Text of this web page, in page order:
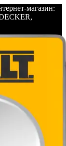
магазин: